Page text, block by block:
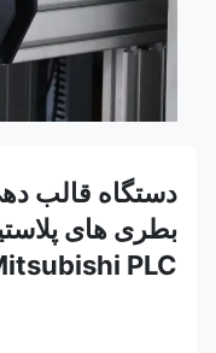
Mitsubishi PLC